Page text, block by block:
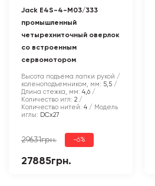
Jack E4S-4-M03/333
промышленный
четырехниточный оверлок
со встроенным
сервомотором
Высота подъема лапки рукой /
коленоподъемником, мм: 5,5
Длина стежка, мм: 4,6
Количество игл: 2
Количество нитей: 4
Модель
иглы: DCx27
29631грн. -6%
27885грн.